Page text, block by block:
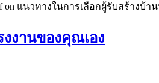
on แนวทางในการเลือกผู้รับสร้างบ้า
งานของคุณเอง